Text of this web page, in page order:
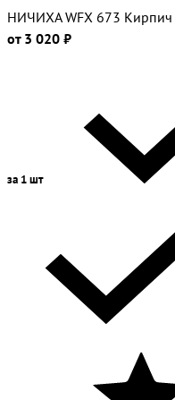
НИЧИХА WFX 673
от 3 020 ₽
за 1 шт